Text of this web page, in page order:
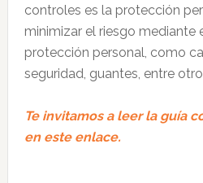
controles es la protección
minimizar el riesgo mediante
protección personal, como
seguridad, guantes, entre
Te invitamos a leer la guía
en este enlace.